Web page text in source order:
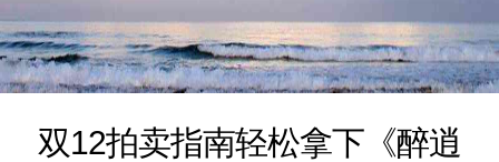
双12拍卖指南轻松拿下《醉逍